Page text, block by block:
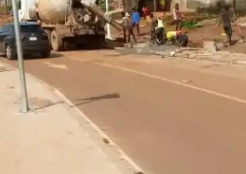
de vote : vos informations à transmettre
résultats globaux provisoires et des
communales : ce 4 juin à 18h
des résultats partiels des élections de mai